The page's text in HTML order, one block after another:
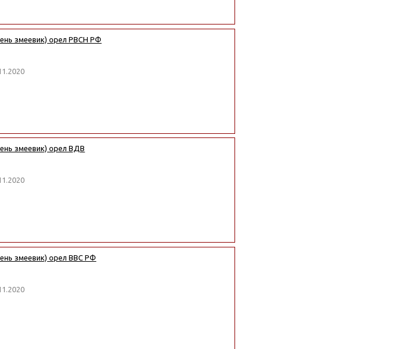
змеевик) орел РВСН РФ
змеевик) орел ВДВ
змеевик) орел ВВС РФ